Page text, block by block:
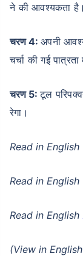
ने की आवश्यकता है।
चरण 4: अपनी
चर्चा की गई
चरण 5:टूल
रेगा।
Read in English
Read in English
Read in English
(View in